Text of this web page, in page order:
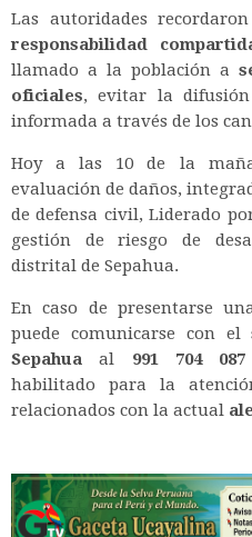
Las autoridades
responsabilidad
llamado a la población a
oficiales, evitar la difusión
informada a través de los
Hoy a las 10 de la
evaluación de daños,
de defensa civil, Liderado
gestión de riesgo de
distrital de Sepahua.
En caso de presentarse
puede comunicarse con el
Sepahua al 991 704 087
habilitado para la
relacionados con la actual